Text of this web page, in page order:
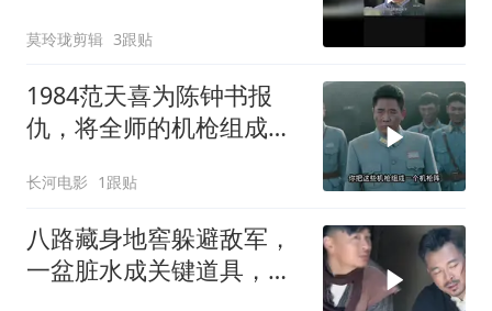
莫玲珑剪辑 3跟贴
1984范天喜为陈钟书报
仇，将全师的机枪组成机
架之力！
长河电影 1跟贴
八路藏身地窖躲避敌军，
一盆脏水成关键道具，巧